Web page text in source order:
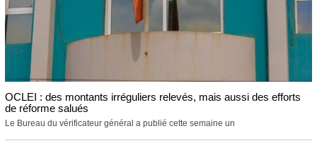
OCLEI : des montants irréguliers relevés, mais aussi des efforts
de réforme salués
Le Bureau du vérificateur général a publié cette semaine un